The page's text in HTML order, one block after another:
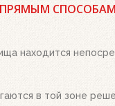
положите
находится
в той зоне